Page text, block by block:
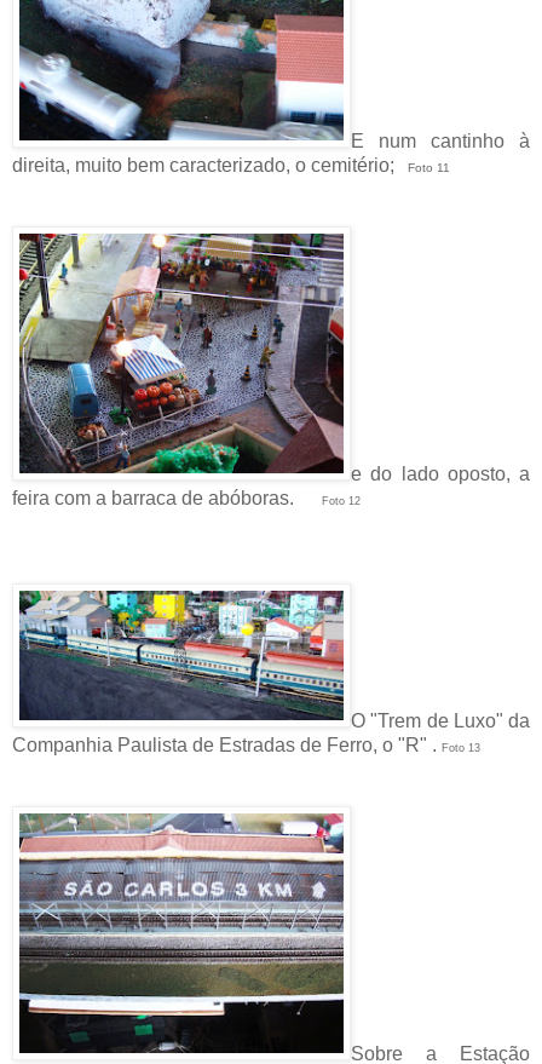
E num cantinho à
direita, muito bem caracterizado, o cemitério;
Foto 11
e do lado oposto, a
feira com a barraca de abóboras.
Foto 12
O "Trem de Luxo" da
Companhia Paulista de Estradas de Ferro, o "R" . Foto 13
Sobre a Estação